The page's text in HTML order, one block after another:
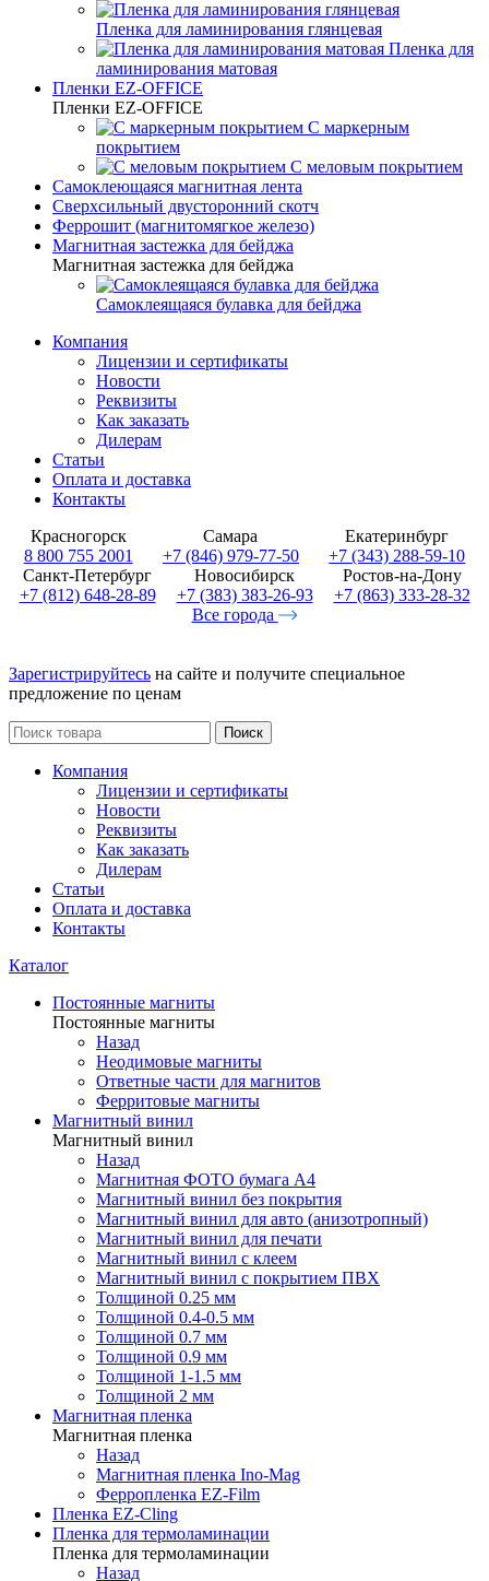
Пленка для ламинирования глянцевая
Пленка для
ламинирования матовая
Пленки EZ-OFFICE
Пленки EZ-OFFICE
С маркерным
покрытием
С меловым покрытием
Самоклеющаяся магнитная лента
Сверхсильный двусторонний скотч
Феррошит (магнитомягкое железо)
Магнитная застежка для бейджа
Магнитная застежка для бейджа
Самоклеящаяся булавка для бейджа
Компания
Лицензии и сертификаты
Новости
Реквизиты
Как заказать
Дилерам
Статьи
Оплата и доставка
Контакты
Красногорск
8 800 755 2001
Самара
+7 (846) 979-77-50
Екатеринбург
+7 (343) 288-59-10
Санкт-Петербург
+7 (812) 648-28-89
Новосибирск
+7 (383) 383-26-93
Ростов-на-Дону
+7 (863) 333-28-32
Все города
Зарегистрируйтесь на сайте и получите специальное
предложение по ценам
Поиск
Компания
Лицензии и сертификаты
Новости
Реквизиты
Как заказать
Дилерам
Статьи
Оплата и доставка
Контакты
Каталог
Постоянные магниты
Постоянные магниты
Назад
Неодимовые магниты
Ответные части для магнитов
Ферритовые магниты
Магнитный винил
Магнитный винил
Назад
Магнитная ФОТО бумага А4
Магнитный винил без покрытия
Магнитный винил для авто (анизотропный)
Магнитный винил для печати
Магнитный винил с клеем
Магнитный винил с покрытием ПВХ
Толщиной 0.25 мм
Толщиной 0.4-0.5 мм
Толщиной 0.7 мм
Толщиной 0.9 мм
Толщиной 1-1.5 мм
Толщиной 2 мм
Магнитная пленка
Магнитная пленка
Назад
Магнитная пленка Ino-Mag
Ферропленка EZ-Film
Пленка EZ-Cling
Пленка для термоламинации
Пленка для термоламинации
Назад